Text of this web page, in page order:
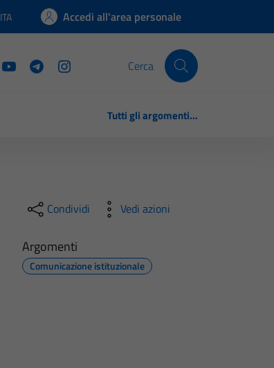
Lingua attiva:
ITA Accedi all'area personale
Cerca
Tutti gli argomenti...
Condividi Vedi azioni
Argomenti
Comunicazione istituzionale